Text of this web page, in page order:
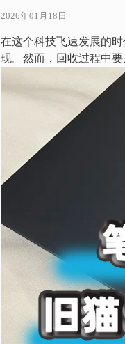
2026年01月18日
在这个科技飞速发展的
现。然而，回收过程中